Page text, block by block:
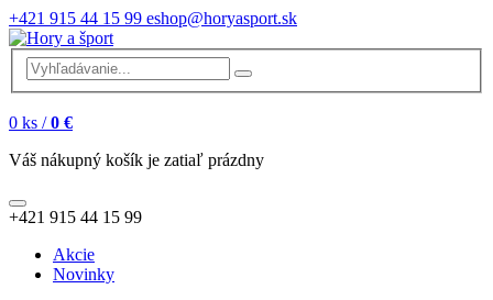
+421 915 44 15 99 eshop@horyasport.sk
0 ks / 0 €
Váš nákupný košík je zatiaľ prázdny
+421 915 44 15 99
Akcie
Novinky